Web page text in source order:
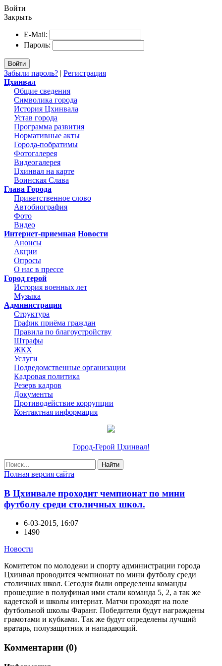
Войти
Закрыть
E-Mail:
Пароль:
Войти
Забыли пароль? | Регистрация
Цхинвал
Общие сведения
Символика города
История Цхинвала
Устав города
Программа развития
Нормативные акты
Города-побратимы
Фотогалерея
Видеогалерея
Цхинвал на карте
Воинская Слава
Глава Города
Приветственное слово
Автобиография
Фото
Видео
Интернет-приемная Новости
Анонсы
Акции
Опросы
О нас в прессе
Город герой
История военных лет
Музыка
Администрация
Структура
График приёма граждан
Правила по благоустройству
Штрафы
ЖКХ
Услуги
Подведомственные организации
Кадровая политика
Резерв кадров
Документы
Противодействие коррупции
Контактная информация
Город-Герой Цхинвал!
Найти
Полная версия сайта
В Цхинвале проходит чемпионат по мини
футболу среди столичных школ.
6-03-2015, 16:07
1490
Новости
Комитетом по молодежи и спорту администрации города
Цхинвал проводится чемпионат по мини футболу среди
столичных школ. Сегодня были определены команды
прошедшие в полуфинал ими стали команда 5, 2, а так же
кадетской и школы интернат. Матчи проходят на поле
футбольной школы Фаранг. Победители будут награждены
грамотами и кубками. Так же будут определены лучший
вратарь, полузащитник и нападающий.
Комментарии (0)